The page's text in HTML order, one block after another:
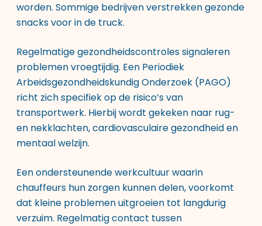
worden. Sommige bedrijven verstrekken gezonde
snacks voor in de truck.
Regelmatige gezondheidscontroles signaleren
problemen vroegtijdig. Een Periodiek
Arbeidsgezondheidskundig Onderzoek (PAGO)
richt zich specifiek op de risico’s van
transportwerk. Hierbij wordt gekeken naar rug-
en nekklachten, cardiovasculaire gezondheid en
mentaal welzijn.
Een ondersteunende werkcultuur waarin
chauffeurs hun zorgen kunnen delen, voorkomt
dat kleine problemen uitgroeien tot langdurig
verzuim. Regelmatig contact tussen